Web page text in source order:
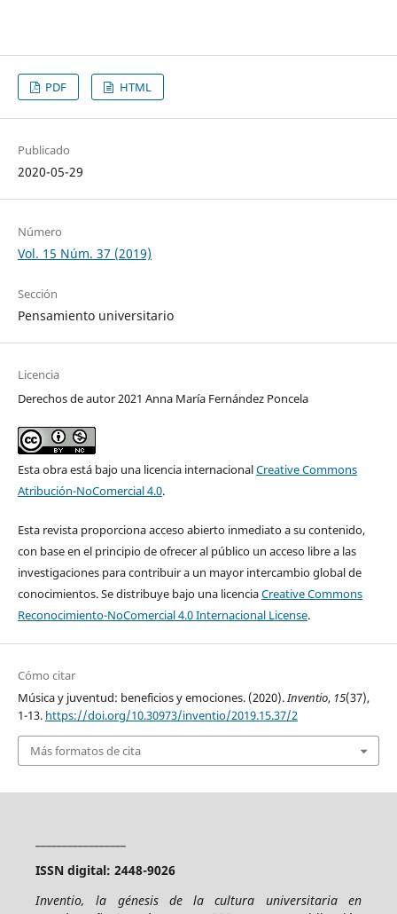
PDF HTML
Publicado
2020-05-29
Número
Vol. 15 Núm. 37 (2019)
Sección
Pensamiento universitario
Licencia
Derechos de autor 2021 Anna María Fernández Poncela
Esta obra está bajo una licencia internacionalCreative Commons
Atribución-NoComercial 4.0.
Esta revista proporciona acceso abierto inmediato a su contenido,
con base en el principio de ofrecer al público un acceso libre a las
investigaciones para contribuir a un mayor intercambio global de
conocimientos. Se distribuye bajo una licenciaCreative Commons
Reconocimiento-NoComercial 4.0 Internacional License.
Cómo citar
Música y juventud: beneficios y emociones. (2020).Inventio, 15(37),
1-13. https://doi.org/10.30973/inventio/2019.15.37/2
Más formatos de cita
ISSN digital: 2448-9026
Inventio, la génesis de la cultura universitaria en